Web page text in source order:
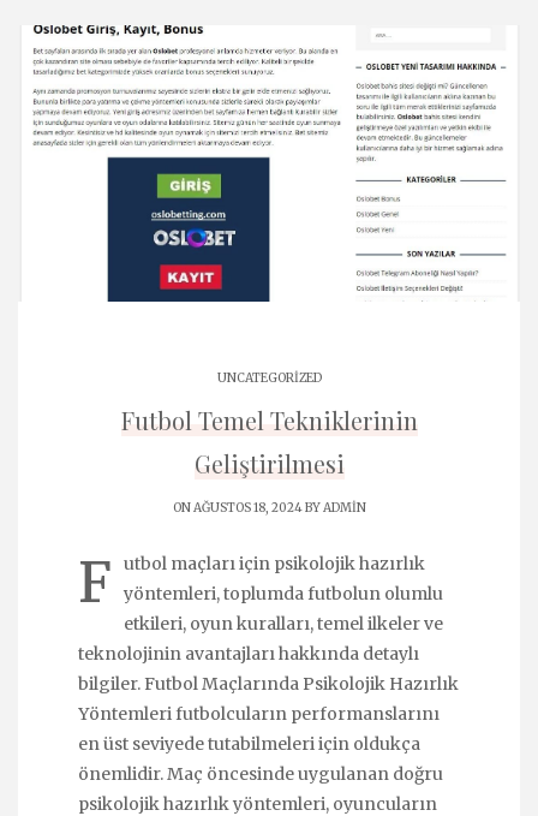
UNCATEGORIZED
Futbol Temel Tekniklerinin
Geliştirilmesi
ON AĞUSTOS 18, 2024 BYADMIN
F
utbol maçları için psikolojik hazırlık
yöntemleri, toplumda futbolun olumlu
etkileri, oyun kuralları, temel ilkeler ve
teknolojinin avantajları hakkında detaylı
bilgiler. Futbol Maçlarında Psikolojik Hazırlık
Yöntemleri futbolcuların performanslarını
en üst seviyede tutabilmeleri için oldukça
önemlidir. Maç öncesinde uygulanan doğru
psikolojik hazırlık yöntemleri, oyuncuların